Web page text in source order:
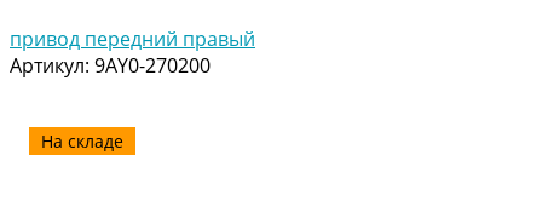
привод передний правый
Артикул: 9AY0-270200
На складе